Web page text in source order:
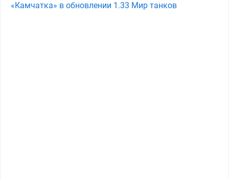
«Камчатка» в обновлении 1.33 Мир танков